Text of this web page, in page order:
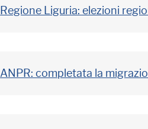
Regione Liguria: elezioni
ANPR: completata la